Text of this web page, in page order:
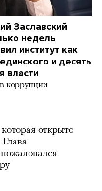
Заславский
недель
институт как
и десять
власти
коррупции
открыто